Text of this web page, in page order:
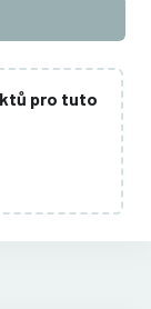
pro tuto